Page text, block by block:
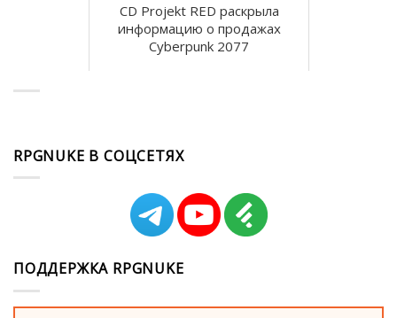
CD Projekt RED раскрыла
информацию о продажах
Cyberpunk 2077
RPGNUKE В СОЦСЕТЯХ
ПОДДЕРЖКА RPGNUKE